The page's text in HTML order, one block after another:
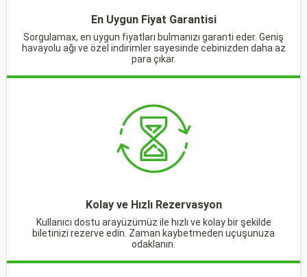
En Uygun Fiyat Garantisi
Sorgulamax, en uygun fiyatları bulmanızı garanti eder. Geniş
havayolu ağı ve özel indirimler sayesinde cebinizden daha az
para çıkar.
Kolay ve Hızlı Rezervasyon
Kullanıcı dostu arayüzümüz ile hızlı ve kolay bir şekilde
biletinizi rezerve edin. Zaman kaybetmeden uçuşunuza
odaklanın.